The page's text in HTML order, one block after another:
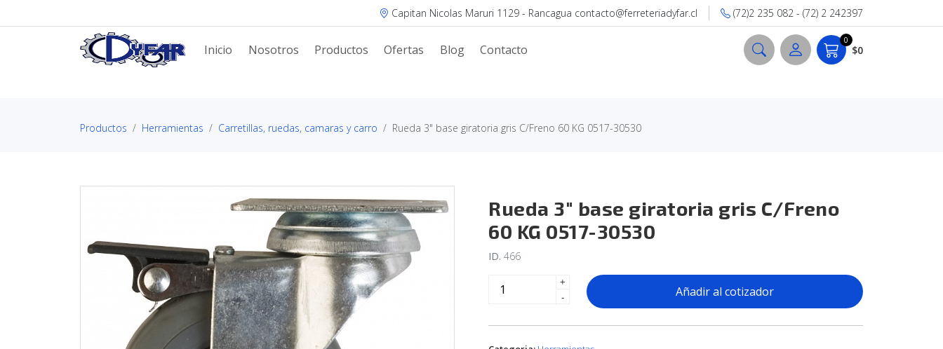
Capitan Nicolas Maruri 1129 - Rancagua contacto@ferreteriadyfar.cl (72)2 235 082 - (72) 2 242397
Inicio Nosotros Productos Ofertas Blog Contacto
0
$0
Productos Herramientas Carretillas, ruedas, camaras y carro Rueda 3" base giratoria gris C/Freno 60 KG 0517-30530
Rueda 3" base giratoria gris C/Freno
60 KG 0517-30530
ID. 466
+
-
Añadir al cotizador